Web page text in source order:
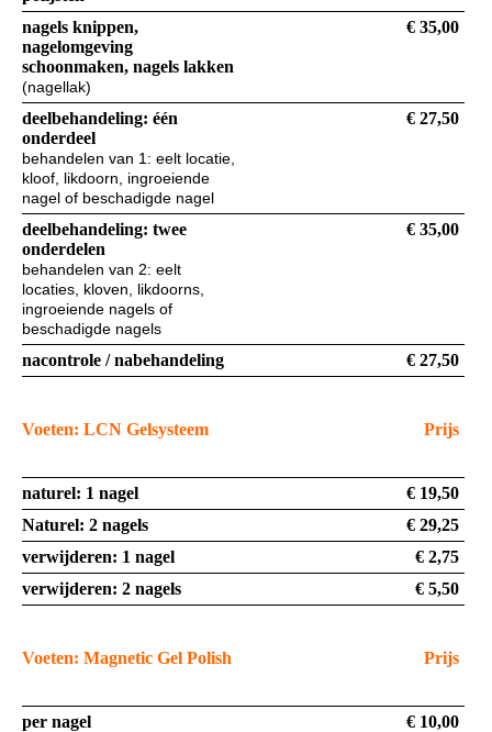
nagels knippen,
nagelomgeving
schoonmaken, nagels lakken
(nagellak)
€ 35,00
deelbehandeling: één
onderdeel
behandelen van 1: eelt locatie,
kloof, likdoorn, ingroeiende
nagel of beschadigde nagel
€ 27,50
deelbehandeling: twee
onderdelen
behandelen van 2: eelt
locaties, kloven, likdoorns,
ingroeiende nagels of
beschadigde nagels
€ 35,00
nacontrole / nabehandeling € 27,50
Voeten: LCN Gelsysteem Prijs
naturel: 1 nagel
€ 19,50
Naturel: 2 nagels
€ 29,25
verwijderen: 1 nagel
€ 2,75
verwijderen: 2 nagels
€ 5,50
Voeten: Magnetic Gel Polish Prijs
per nagel
€ 10,00